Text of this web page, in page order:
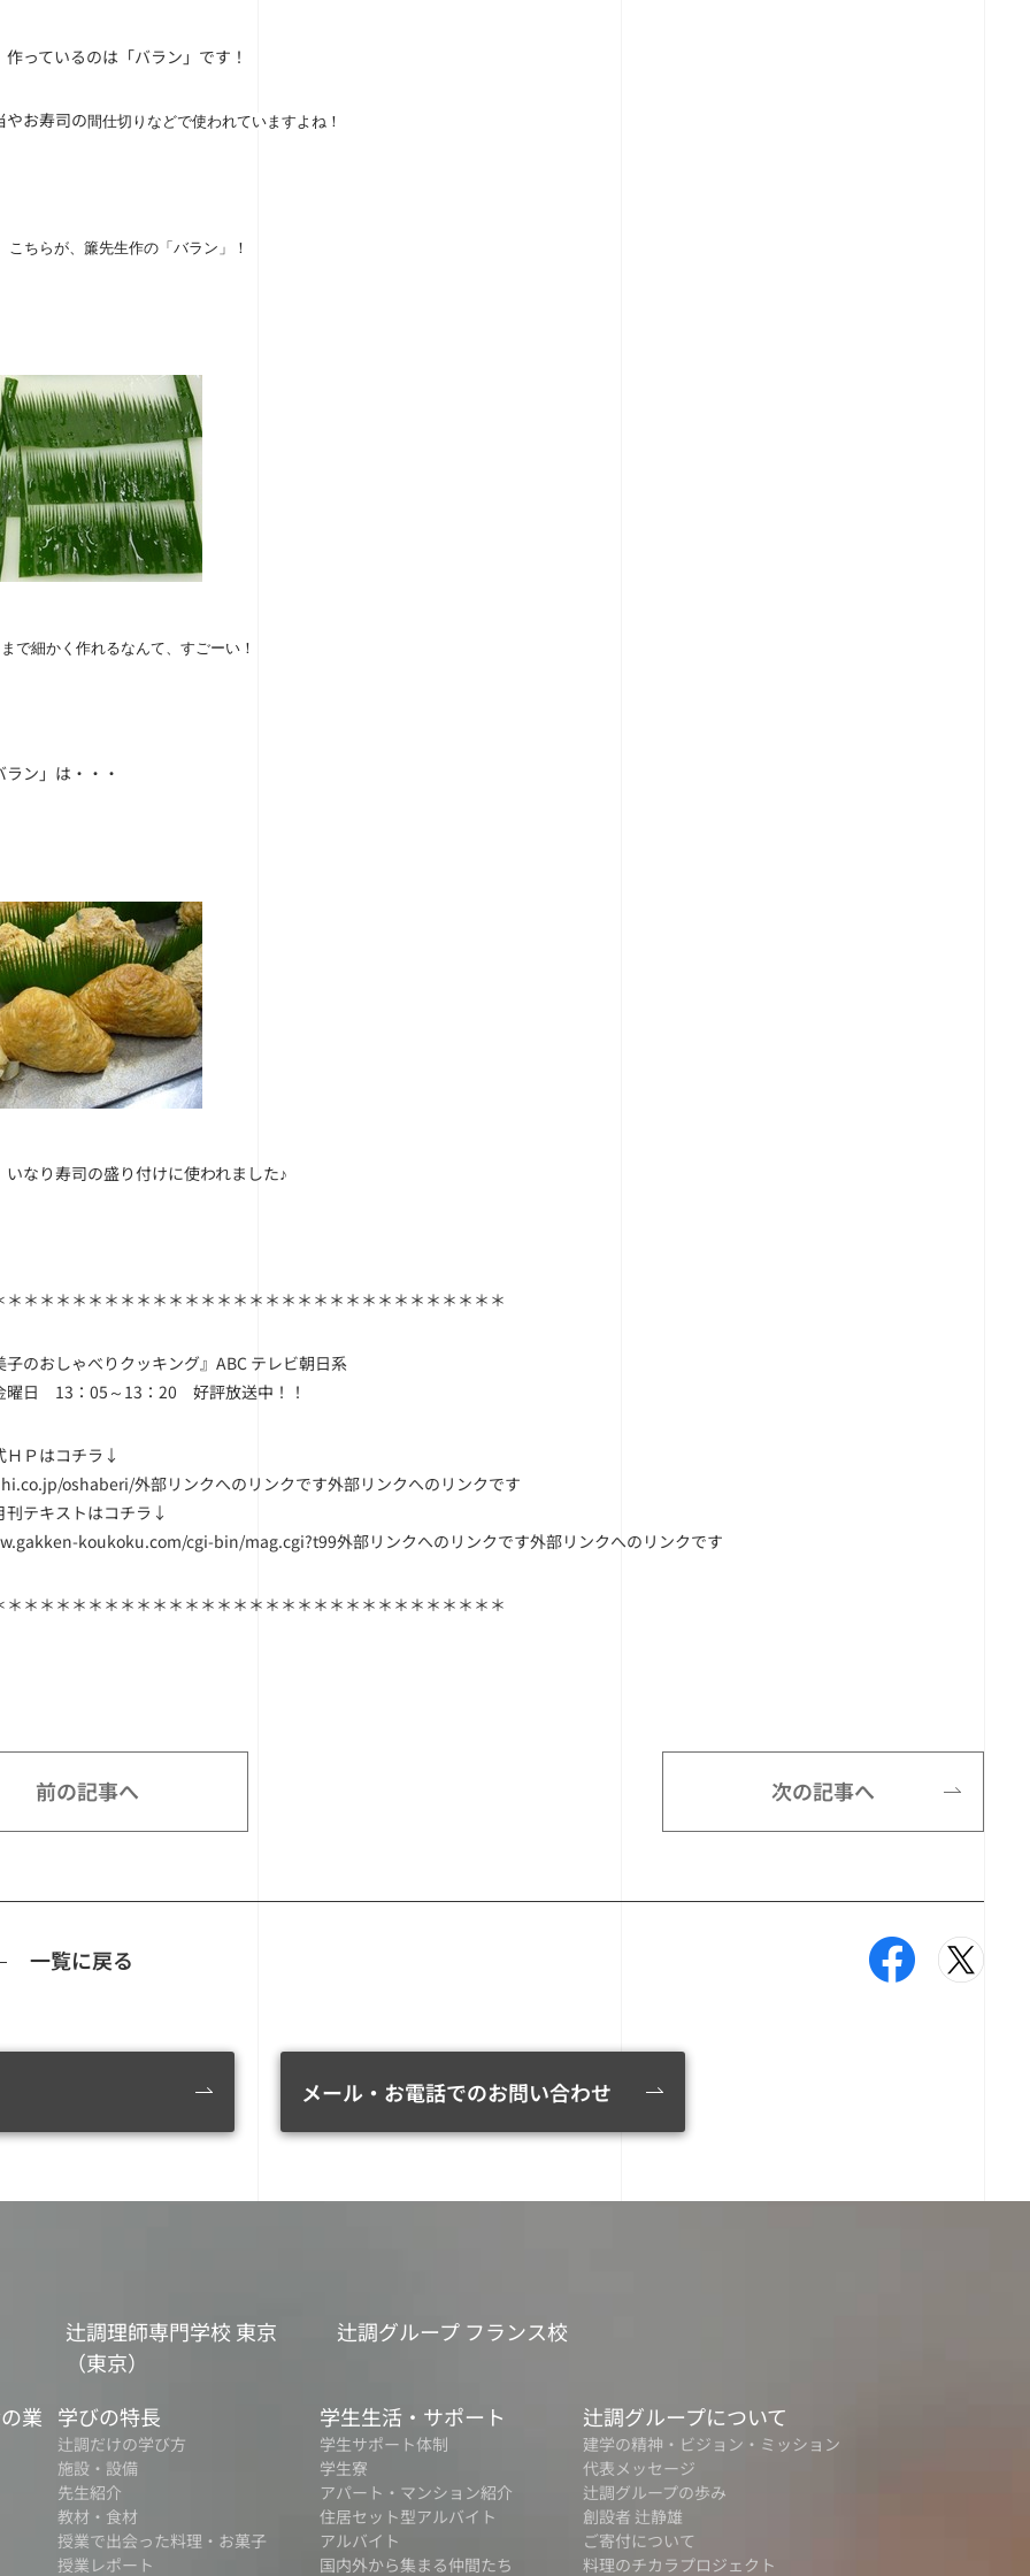
っているのは「バラン」です！
やお寿司の間仕切りなどで使われていますよね！
ちらが、簾先生作の「バラン」！
で細かく作れるなんて、すごーい！
ン」は・・・
いなり寿司の盛り付けに使われました♪
＊＊＊＊＊＊＊＊＊＊＊＊＊＊＊＊＊＊＊＊＊＊＊＊＊＊＊＊＊＊＊
子のおしゃべりクッキング』ABC テレビ朝日系
曜日 13：05～13：20 好評放送中！！
Ｐはコチラ↓
oshaberi/外部リンクへのリンクです外部リンクへのリンクです
テキストはコチラ↓
koukoku.com/cgi-bin/mag.cgi?t99外部リンクへのリンクです外部リンクへのリンクです
＊＊＊＊＊＊＊＊＊＊＊＊＊＊＊＊＊＊＊＊＊＊＊＊＊＊＊＊＊＊＊
前の記事へ 次の記事へ
一覧に戻る
メール・お電話でのお問い合わせ
辻調理師専門学校 東京
（東京）
辻調グループ フランス校
業 学びの特長
辻調だけの学び方
施設・設備
先生紹介
教材・食材
授業で出会った料理・お菓子
授業レポート
学生生活・サポート
学生サポート体制
学生寮
アパート・マンション紹介
住居セット型アルバイト
アルバイト
国内外から集まる仲間たち
辻調グループについて
建学の精神・ビジョン・ミッション
代表メッセージ
辻調グループの歩み
創設者 辻静雄
ご寄付について
料理のチカラプロジェクト